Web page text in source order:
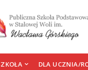
DLA UCZNIA/